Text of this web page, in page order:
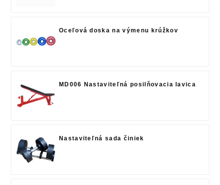
Oceľová doska na výmenu krúžkov
MD006 Nastaviteľná posilňovacia lavica
Nastaviteľná sada činiek